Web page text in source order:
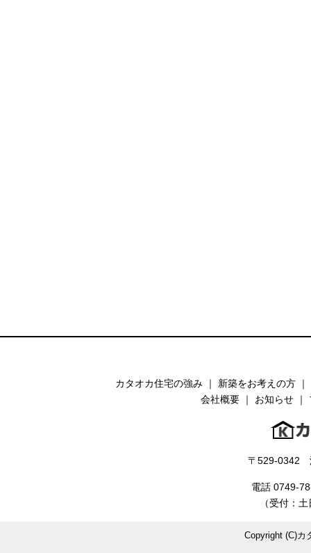
カタオカ住宅の強み ｜ 新築をお考えの方 ｜
会社概要
｜ お知らせ ｜
〒529-0342
電話 0749-
（受付：
Copyright (C)カ